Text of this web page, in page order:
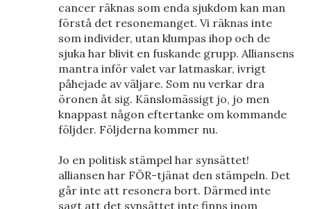
cancer räknas som enda sjukdom kan man
förstå det resonemanget. Vi räknas inte
som individer, utan klumpas ihop och de
sjuka har blivit en fuskande grupp. Alliansens
mantra inför valet var latmaskar, ivrigt
påhejade av väljare. Som nu verkar dra
öronen åt sig. Känslomässigt jo, jo men
knappast någon eftertanke om kommande
följder. Följderna kommer nu.
Jo en politisk stämpel har synsättet!
alliansen har FÖR-tjänat den stämpeln. Det
går inte att resonera bort. Därmed inte
sagt att det synsättet inte finns inom